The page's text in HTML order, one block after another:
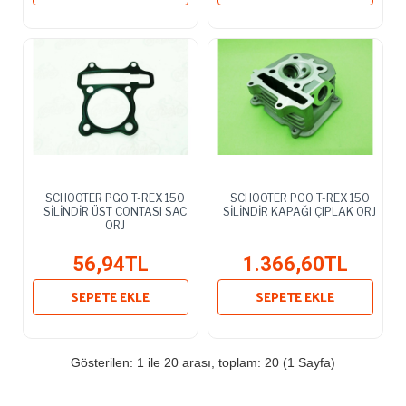
SCHOOTER PGO T-REX 150
SİLİNDİR ÜST CONTASI SAC
ORJ
56,94TL
SEPETE EKLE
SCHOOTER PGO T-REX 150
SİLİNDİR KAPAĞI ÇIPLAK ORJ
1.366,60TL
SEPETE EKLE
Gösterilen: 1 ile 20 arası, toplam: 20 (1 Sayfa)